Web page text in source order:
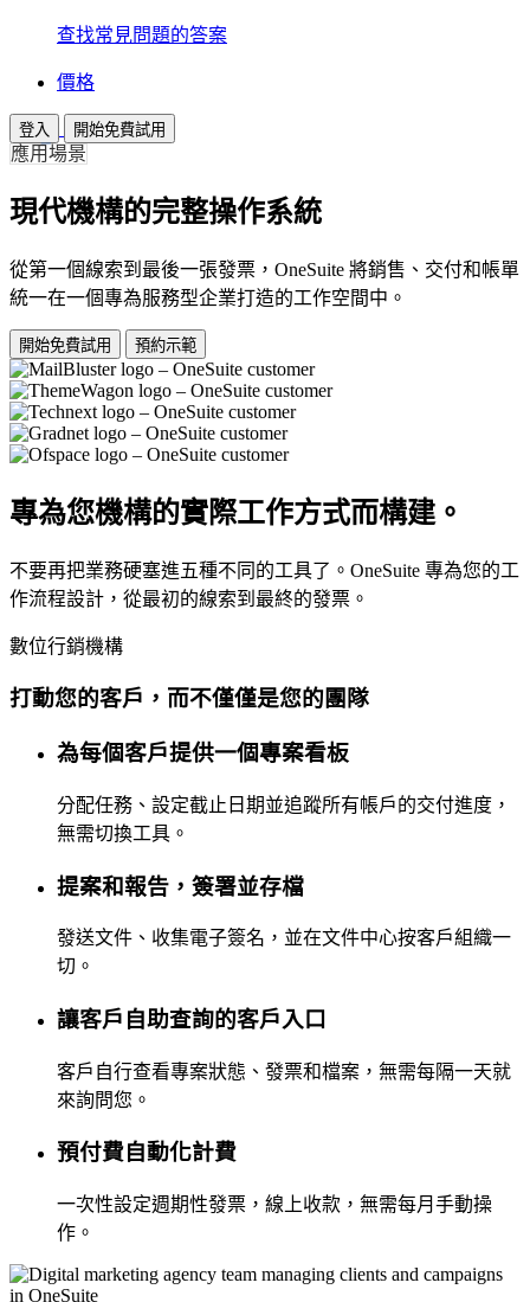
查找常見問題的答案
價格
登入 開始免費試用
應用場景
現代機構的完整操作系統
從第一個線索到最後一張發票，OneSuite 將銷售、交付和帳單
統一在一個專為服務型企業打造的工作空間中。
開始免費試用 預約示範
專為您機構的實際工作方式而構建。
不要再把業務硬塞進五種不同的工具了。OneSuite 專為您的工
作流程設計，從最初的線索到最終的發票。
數位行銷機構
打動您的客戶，而不僅僅是您的團隊
為每個客戶提供一個專案看板
分配任務、設定截止日期並追蹤所有帳戶的交付進度，
無需切換工具。
提案和報告，簽署並存檔
發送文件、收集電子簽名，並在文件中心按客戶組織一
切。
讓客戶自助查詢的客戶入口
客戶自行查看專案狀態、發票和檔案，無需每隔一天就
來詢問您。
預付費自動化計費
一次性設定週期性發票，線上收款，無需每月手動操
作。